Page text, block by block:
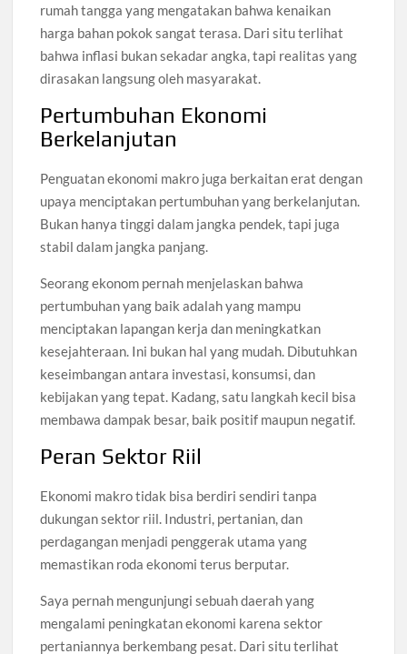
rumah tangga yang mengatakan bahwa kenaikan
harga bahan pokok sangat terasa. Dari situ terlihat
bahwa inflasi bukan sekadar angka, tapi realitas yang
dirasakan langsung oleh masyarakat.
Pertumbuhan Ekonomi
Berkelanjutan
Penguatan ekonomi makro juga berkaitan erat dengan
upaya menciptakan pertumbuhan yang berkelanjutan.
Bukan hanya tinggi dalam jangka pendek, tapi juga
stabil dalam jangka panjang.
Seorang ekonom pernah menjelaskan bahwa
pertumbuhan yang baik adalah yang mampu
menciptakan lapangan kerja dan meningkatkan
kesejahteraan. Ini bukan hal yang mudah. Dibutuhkan
keseimbangan antara investasi, konsumsi, dan
kebijakan yang tepat. Kadang, satu langkah kecil bisa
membawa dampak besar, baik positif maupun negatif.
Peran Sektor Riil
Ekonomi makro tidak bisa berdiri sendiri tanpa
dukungan sektor riil. Industri, pertanian, dan
perdagangan menjadi penggerak utama yang
memastikan roda ekonomi terus berputar.
Saya pernah mengunjungi sebuah daerah yang
mengalami peningkatan ekonomi karena sektor
pertaniannya berkembang pesat. Dari situ terlihat